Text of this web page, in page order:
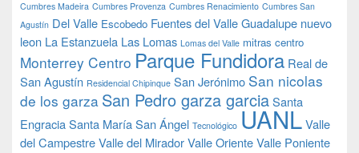
Cumbres Madeira Cumbres Provenza Cumbres Renacimiento Cumbres San
Agustín Del Valle Escobedo Fuentes del ValleGuadalupe nuevo
leon La Estanzuela Las Lomas Lomas del Valle mitras centro
Monterrey Centro Parque Fundidora Real de
San Agustín Residencial Chipinque San Jerónimo San nicolas
de los garza San Pedro garza garciaSanta
EngraciaSanta MaríaSan Ángel Tecnológico UANLValle
del CampestreValle del MiradorValle OrienteValle Poniente